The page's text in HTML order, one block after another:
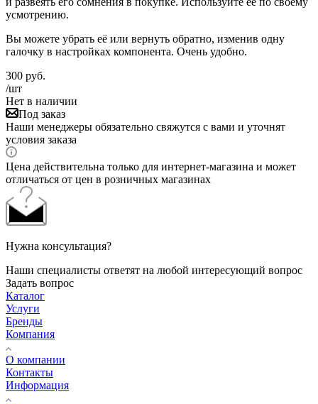
усмотрению.
Вы можете убрать её или вернуть обратно, изменив одну
галочку в настройках компонента. Очень удобно.
300 руб.
/шт
Нет в наличии
Под заказ
Наши менеджеры обязательно свяжутся с вами и уточнят
условия заказа
Цена действительна только для интернет-магазина и может
отличаться от цен в розничных магазинах
Нужна консультация?
Наши специалисты ответят на любой интересующий вопрос
Задать вопрос
Каталог
Услуги
Бренды
Компания
О компании
Контакты
Информация